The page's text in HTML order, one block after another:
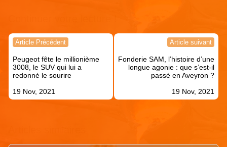
Navigation
l’article
Article Précédent
Peugeot fête le millionième
3008, le SUV qui lui a
redonné le sourire
19 Nov, 2021
Article suivant
Fonderie SAM, l’histoire d’une
longue agonie : que s’est-il
passé en Aveyron ?
19 Nov, 2021